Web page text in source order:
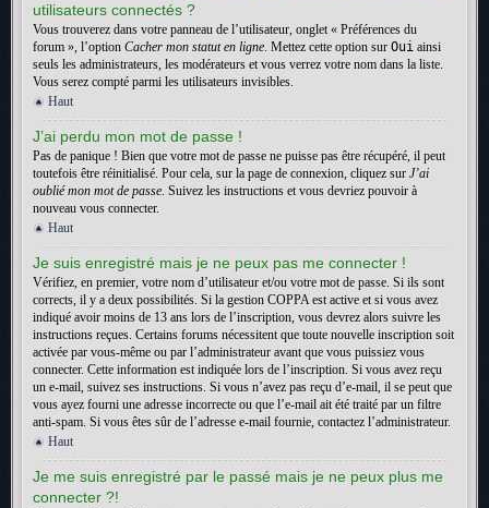
utilisateurs connectés ?
Vous trouverez dans votre panneau de l’utilisateur, onglet « Préférences du
forum », l’option Cacher mon statut en ligne. Mettez cette option sur Oui ainsi
seuls les administrateurs, les modérateurs et vous verrez votre nom dans la liste.
Vous serez compté parmi les utilisateurs invisibles.
Haut
J’ai perdu mon mot de passe !
Pas de panique ! Bien que votre mot de passe ne puisse pas être récupéré, il peut
toutefois être réinitialisé. Pour cela, sur la page de connexion, cliquez sur J’ai
oublié mon mot de passe. Suivez les instructions et vous devriez pouvoir à
nouveau vous connecter.
Haut
Je suis enregistré mais je ne peux pas me connecter !
Vérifiez, en premier, votre nom d’utilisateur et/ou votre mot de passe. Si ils sont
corrects, il y a deux possibilités. Si la gestion COPPA est active et si vous avez
indiqué avoir moins de 13 ans lors de l’inscription, vous devrez alors suivre les
instructions reçues. Certains forums nécessitent que toute nouvelle inscription soit
activée par vous-même ou par l’administrateur avant que vous puissiez vous
connecter. Cette information est indiquée lors de l’inscription. Si vous avez reçu
un e-mail, suivez ses instructions. Si vous n’avez pas reçu d’e-mail, il se peut que
vous ayez fourni une adresse incorrecte ou que l’e-mail ait été traité par un filtre
anti-spam. Si vous êtes sûr de l’adresse e-mail fournie, contactez l’administrateur.
Haut
Je me suis enregistré par le passé mais je ne peux plus me
connecter ?!